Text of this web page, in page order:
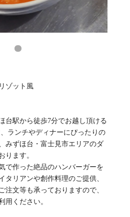
ゾット風
台駅から徒歩7分でお越し頂ける
ランチやディナーにぴったりの
みずほ台・富士見市エリアのダ
ります。
で作った絶品のハンバーガーを
タリアンや創作料理のご提供、
注文等も承っておりますので、
用ください。